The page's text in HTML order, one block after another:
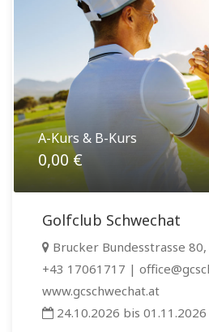
A-Kurs & B-Kurs
0,00 €
Golfclub Schwechat
Brucker Bundesstrasse
+43 17061717 |
www.gcschwechat.at
24.10.2026 bis 01.11.2026